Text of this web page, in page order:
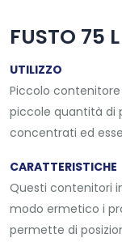
FUSTO 75 L
UTILIZZO
Piccolo
piccole quantità di
concentrati ed
CARATTERISTICHE
Questi contenitori
modo ermetico i
permette di